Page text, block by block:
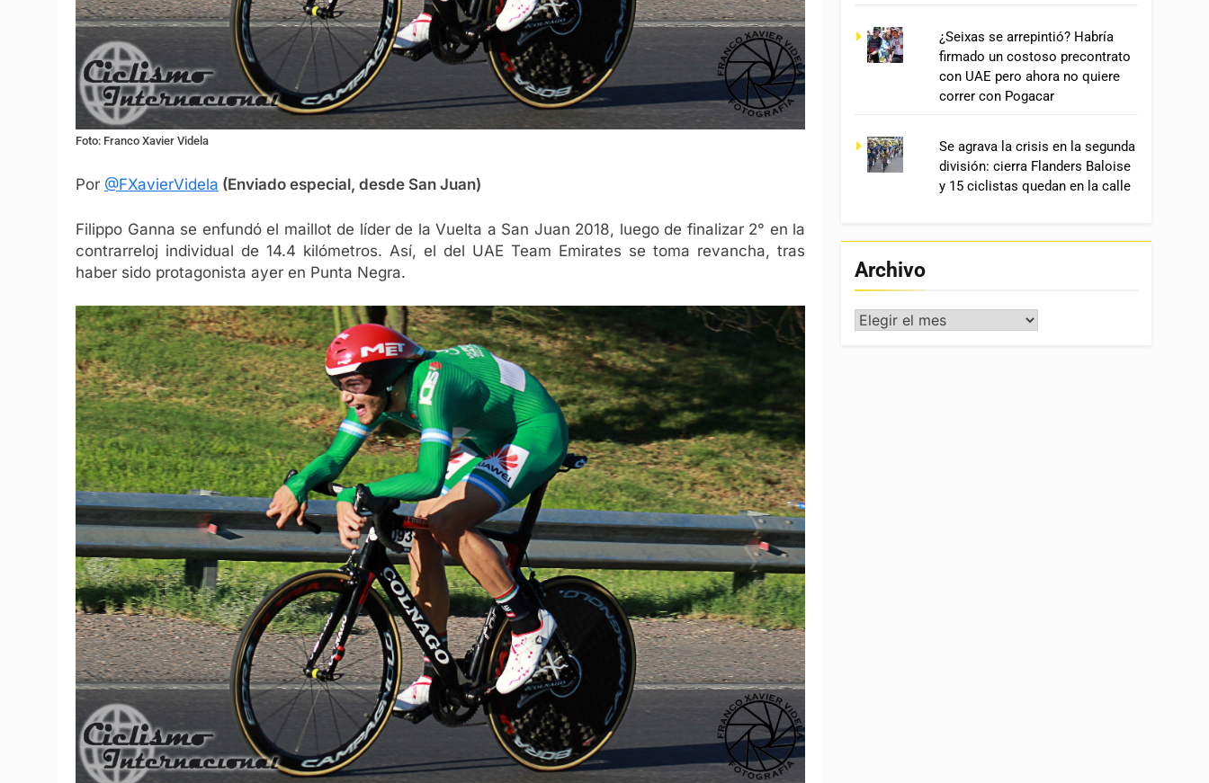
Foto: Franco Xavier Videla
Por @FXavierVidela (Enviado especial, desde San Juan)
Filippo Ganna se enfundó el maillot de líder de la Vuelta a San Juan 2018, luego de finalizar 2° en la
contrarreloj individual de 14.4 kilómetros. Así, el del UAE Team Emirates se toma revancha, tras
haber sido protagonista ayer en Punta Negra.
¿Seixas se arrepintió? Habría
firmado un costoso precontrato
con UAE pero ahora no quiere
correr con Pogacar
Se agrava la crisis en la segunda
división: cierra Flanders Baloise
y 15 ciclistas quedan en la calle
Archivo
Archivo